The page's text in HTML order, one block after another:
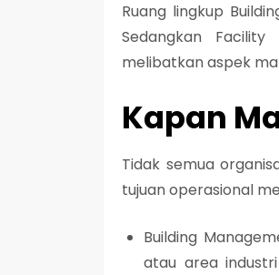
Ruang lingkup
Sedangkan
melibatkan aspek
Kapan
Tidak semua
tujuan operasional
Building
atau area